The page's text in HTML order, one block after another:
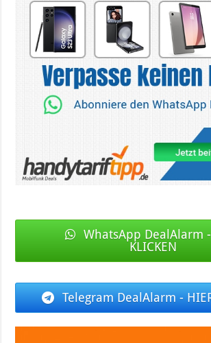
WhatsApp DealAlarm
KLICKEN
Telegram DealAlarm -